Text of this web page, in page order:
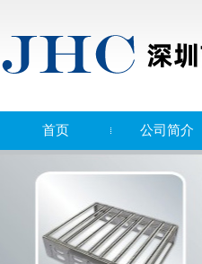
首页 公司简介